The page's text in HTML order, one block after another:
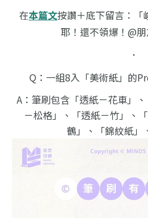
在本篇文按讚＋底下留言：「
耶！還不領爆！@朋
．
Q：一組8入「美術紙」的
A：筆刷包含「透紙－花車」
－松格」、「透紙－竹」、
鶴」、「錦紋紙」